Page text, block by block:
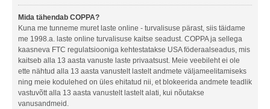
Mida tähendab COPPA?
Kuna me tunneme muret laste online - turvalisuse pärast, siis täidame
me 1998.a. laste online turvalisuse kaitse seadust. COPPA ja sellega
kaasneva FTC regulatsiooniga kehtestatakse USA föderaalseadus, mis
kaitseb alla 13 aasta vanuste laste privaatsust. Meie veebileht ei ole
ette nähtud alla 13 aasta vanustelt lastelt andmete väljameelitamiseks
ning meie kodulehed on üles ehitatud nii, et blokeerida andmete teadlik
vastuvõtt alla 13 aasta vanustelt lastelt alati, kui nõutakse
vanusandmeid.